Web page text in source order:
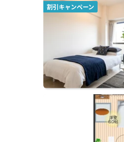
割引キャンペーン